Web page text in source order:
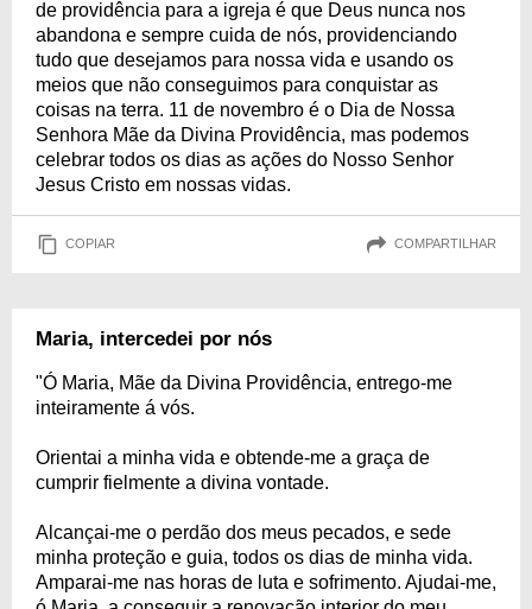
de providência para a igreja é que Deus nunca nos
abandona e sempre cuida de nós, providenciando
tudo que desejamos para nossa vida e usando os
meios que não conseguimos para conquistar as
coisas na terra. 11 de novembro é o Dia de Nossa
Senhora Mãe da Divina Providência, mas podemos
celebrar todos os dias as ações do Nosso Senhor
Jesus Cristo em nossas vidas.
COPIAR COMPARTILHAR
Maria, intercedei por nós
"Ó Maria, Mãe da Divina Providência, entrego-me
inteiramente á vós.
Orientai a minha vida e obtende-me a graça de
cumprir fielmente a divina vontade.
Alcançai-me o perdão dos meus pecados, e sede
minha proteção e guia, todos os dias de minha vida.
Amparai-me nas horas de luta e sofrimento. Ajudai-me,